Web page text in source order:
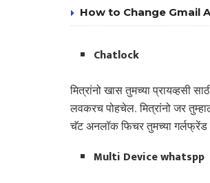
How to Change Gmail
Chatlock
मित्रांनो खास तुमच्या प्रायव्हसी
लवकरच पोहचेल. मित्रांनो जर
चॅट अनलॉक फिचर तुमच्या
Multi Device whatspp